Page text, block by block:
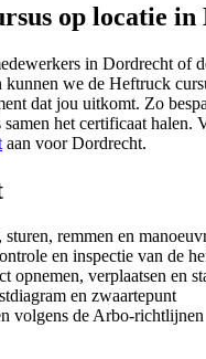
op locatie in
in Dordrecht of
kunnen we de Heftruck
dat jou uitkomt. Zo
samen het certificaat halen.
aan voor Dordrecht.
remmen en
en inspectie van de
opnemen, verplaatsen en
en zwaartepunt
volgens de Arbo-richtlijnen